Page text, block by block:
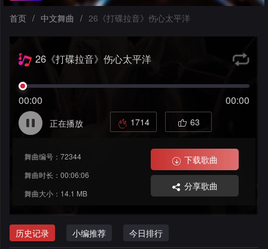
音
House
文
舞
曲
首页 / 中文舞曲 / 26《打碟拉音》伤心太平洋
1714 63
26《打碟拉音》伤心太平洋
00:00 00:00
正在播放
舞曲编号：72344
舞曲时长：00:06:06
舞曲大小：14.1 MB
下载歌曲
分享歌曲
历史记录 小编推荐 今日排行